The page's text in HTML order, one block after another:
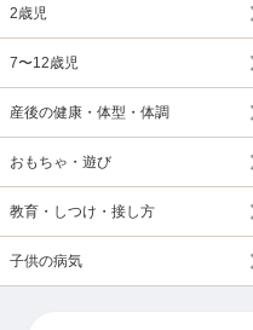
2歳児
7〜12歳児
産後の健康・体型・体調
おもちゃ・遊び
教育・しつけ・接し方
子供の病気